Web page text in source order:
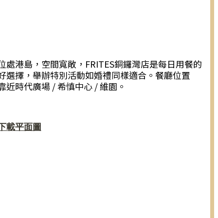
處港島，空間寬敞，FRITES銅鑼灣店是每日用餐的
選擇，舉辦特別活動如婚禮同樣適合。餐廳位置
近時代廣場 / 希慎中心 / 維園。
載平面圖